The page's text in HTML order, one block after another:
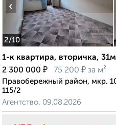
2/10
‹
1-к квартира, вторичка,
2 300 000 ₽ 75 200 ₽ за м²
Правобережный район, мкр.
115/2
Агентство, 09.08.2026